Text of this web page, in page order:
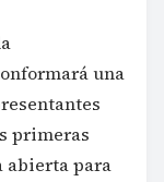
una
primeras
abierta para